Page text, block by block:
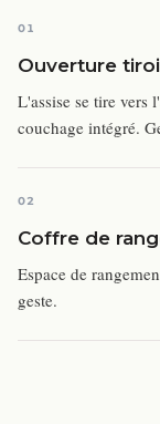
01
Ouverture
L'assise se tire
couchage intégré.
02
Coffre de
Espace de
geste.